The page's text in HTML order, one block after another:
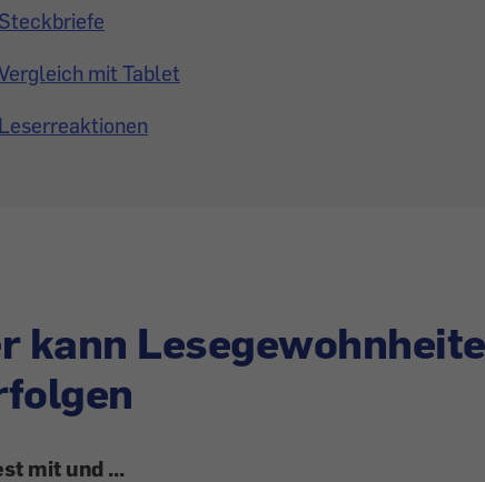
mit Tablet
kann
mit und ...